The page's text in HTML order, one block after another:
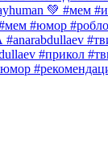
💚 #мем
#юмор
#прикол